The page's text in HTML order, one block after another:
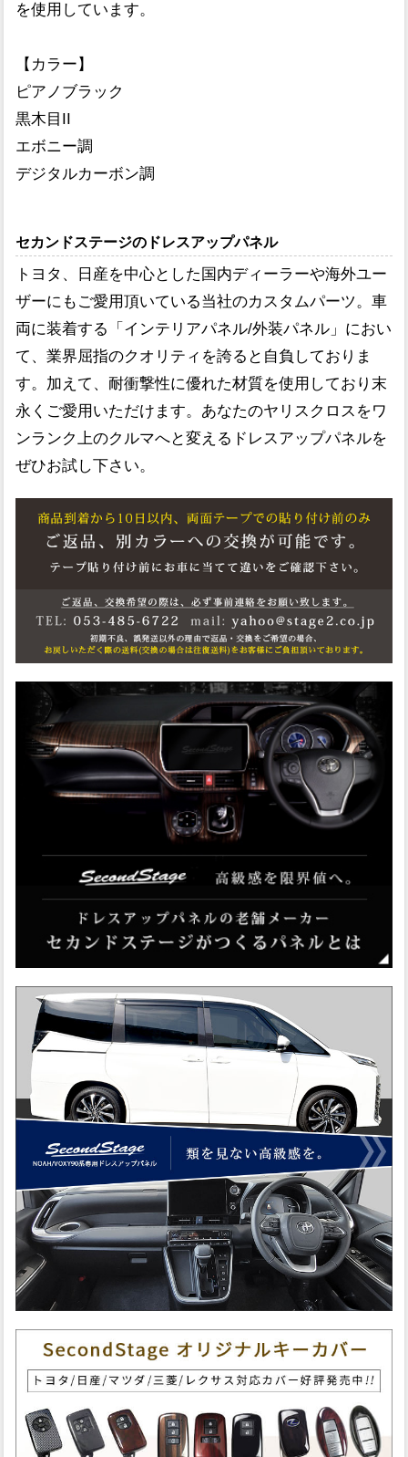
を使用しています。
【カラー】
ピアノブラック
黒木目II
エボニー調
デジタルカーボン調
セカンドステージのドレスアップパネル
トヨタ、日産を中心とした国内ディーラーや海外ユー
ザーにもご愛用頂いている当社のカスタムパーツ。車
両に装着する「インテリアパネル/外装パネル」におい
て、業界屈指のクオリティを誇ると自負しておりま
す。加えて、耐衝撃性に優れた材質を使用しており末
永くご愛用いただけます。あなたのヤリスクロスをワ
ンランク上のクルマへと変えるドレスアップパネルを
ぜひお試し下さい。